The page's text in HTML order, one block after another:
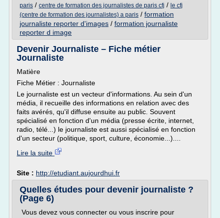
paris / centre de formation des journalistes de paris cfj / le cfj
(centre de formation des journalistes) a paris / formation
journaliste reporter d'images / formation journaliste
reporter d image
Devenir Journaliste – Fiche métier
Journaliste
Matière
Fiche Métier : Journaliste
Le journaliste est un vecteur d'informations. Au sein d'un
média, il recueille des informations en relation avec des
faits avérés, qu'il diffuse ensuite au public. Souvent
spécialisé en fonction d'un média (presse écrite, internet,
radio, télé...) le journaliste est aussi spécialisé en fonction
d'un secteur (politique, sport, culture, économie...)....
Lire la suite
Site : http://etudiant.aujourdhui.fr
Quelles études pour devenir journaliste ?
(Page 6)
Vous devez vous connecter ou vous inscrire pour